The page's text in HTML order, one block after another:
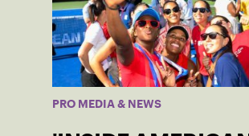
PRO MEDIA & NEWS